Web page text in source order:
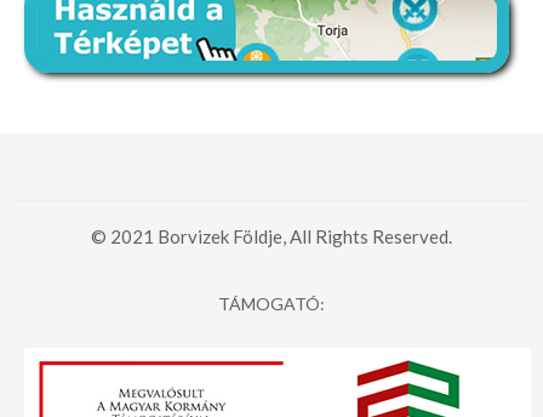
© 2021 Borvizek Földje, All Rights Reserved.
TÁMOGATÓ: